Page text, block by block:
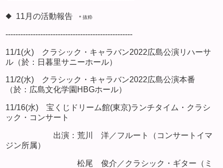
◆ 11月の活動報告 ＊抜粋
---------------------------------------------------
11/1(火) クラシック・キャラバン2022広島公演リハーサ
ル（於：日暮里サニーホール）
11/2(水) クラシック・キャラバン2022広島公演本番
（於：広島文化学園HBGホール）
11/16(水) 宝くじドリーム館(東京)ランチタイム・クラシ
ック・コンサート
出演：荒川 洋／フルート（コンサートイマ
ジン所属）
松尾 俊介／クラシック・ギター（ミ